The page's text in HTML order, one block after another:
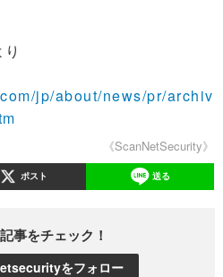
jp/about/news/pr/archiv
《ScanNetSecurity》
ポスト 送る
事をチェック！
をフォロー